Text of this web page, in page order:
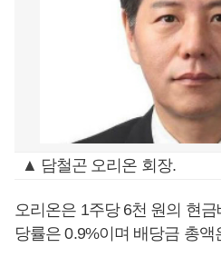
▲ 담철곤 오리온 회장.
오리온은 1주당 6천 원의 현
당률은 0.9%이며 배당금 총액